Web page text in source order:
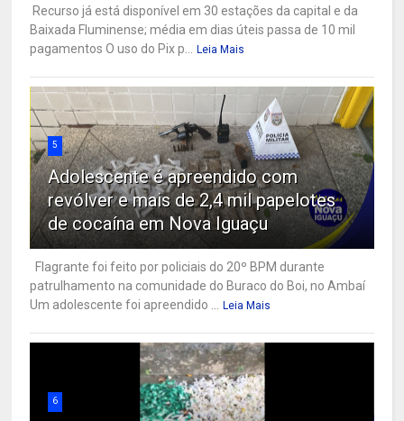
Recurso já está disponível em 30 estações da capital e da
Baixada Fluminense; média em dias úteis passa de 10 mil
pagamentos O uso do Pix p...
Leia Mais
5
Adolescente é apreendido com
revólver e mais de 2,4 mil papelotes
de cocaína em Nova Iguaçu
Flagrante foi feito por policiais do 20º BPM durante
patrulhamento na comunidade do Buraco do Boi, no Ambaí
Um adolescente foi apreendido ...
Leia Mais
6